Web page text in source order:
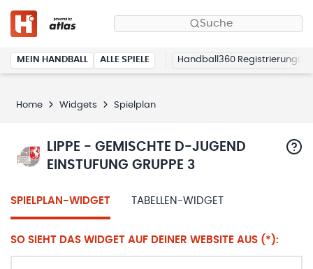
Suche
MEIN HANDBALL ALLE SPIELE Handball360 Registrierung
Home Widgets Spielplan
LIPPE - GEMISCHTE D-JUGEND
EINSTUFUNG GRUPPE 3
SPIELPLAN-WIDGET TABELLEN-WIDGET
SO SIEHT DAS WIDGET AUF DEINER WEBSITE AUS (*):